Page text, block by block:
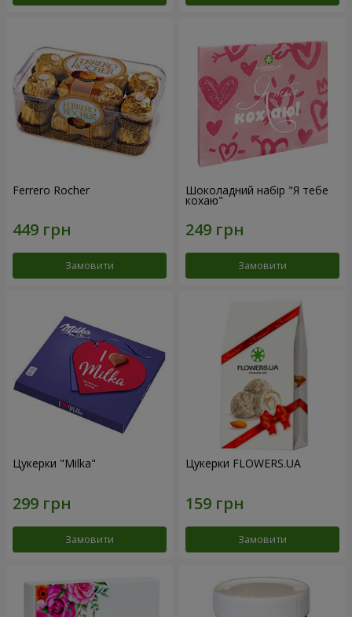
Ferrero Rocher
Замовити
Шоколадний набір "Я тебе
кохаю"
Замовити
Цукерки "Milka"
Замовити
Цукерки FLOWERS.UA
Замовити